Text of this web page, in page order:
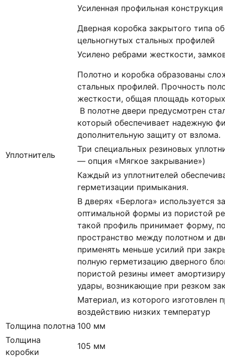
Усиленная профильная конструкция
Дверная коробка закрытого типа
цельногнутых стальных профилей
Усилено ребрами жесткости,
Полотно и коробка образованы
стальных профилей. Прочность
жесткости, общая площадь
В полотне двери предусмотрен
который обеспечивает надежную
дополнительную защиту от взлома.
Уплотнитель
Три специальных резиновых
— опция «Мягкое закрывание»)
Каждый из уплотнителей
герметизации примыкания.
В дверях «Берлога» используется
оптимальной формы из пористой
такой профиль принимает форму,
пространство между полотном и
применять меньше усилий при
полную герметизацию дверного
пористой резины имеет
удары, возникающие при резком
Материал, из которого изготовлен
воздействию низких температур
Толщина полотна 100 мм
Толщина
коробки
105 мм